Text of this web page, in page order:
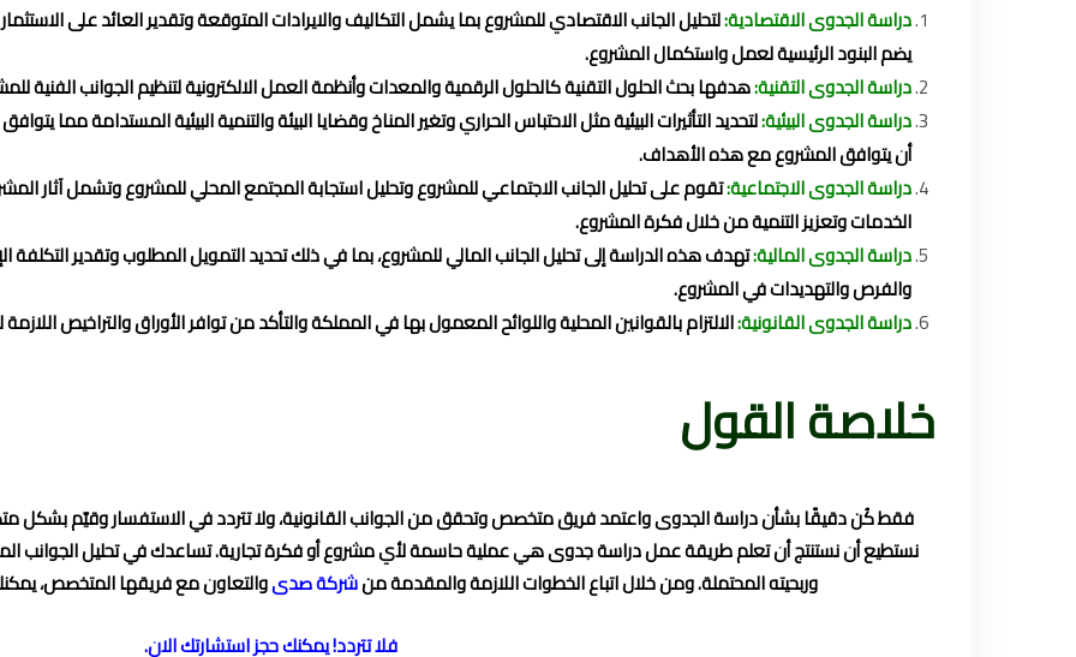
دراسة الجدوى الاقتصادية:لتحليل الجانب الاقتصادي للمشروع بما يشمل التكاليف والايرادات المتوقعة وتقدير العائد على
يضم البنود الرئيسية لعمل واستكمال المشروع.
دراسة الجدوى التقنية:هدفها بحث الحلول التقنية كالحلول الرقمية والمعدات وأنظمة العمل الالكترونية لتنظيم الجوانب الفنية
دراسة الجدوى البيئية:لتحديد التأثيرات البيئية مثل الاحتباس الحراري وتغير المناخ وقضايا البيئة والتنمية البيئية المستدامة مما
أن يتوافق المشروع مع هذه الأهداف.
دراسة الجدوى الاجتماعية:تقوم على تحليل الجانب الاجتماعي للمشروع وتحليل استجابة المجتمع المحلي للمشروع وتشمل آثار
الخدمات وتعزيز التنمية من خلال فكرة المشروع.
دراسة الجدوى المالية:تهدف هذه الدراسة إلى تحليل الجانب المالي للمشروع، بما في ذلك تحديد التمويل المطلوب وتقدير التكلفة
والفرص والتهديدات في المشروع.
دراسة الجدوى القانونية:الالتزام بالقوانين المحلية واللوائح المعمول بها في المملكة والتأكد من توافر الأوراق والتراخيص
خلاصة القول
فقط كُن دقيقًا بشأن دراسة الجدوى واعتمد فريق متخصص وتحقق من الجوانب القانونية، ولا تتردد في الاستفسار وقيّم بشكل
نستطيع أن نستنتج أن تعلم طريقة عمل دراسة جدوى هي عملية حاسمة لأي مشروع أو فكرة تجارية. تساعدك في تحليل الجوانب
وربحيته المحتملة. ومن خلال اتباع الخطوات اللازمة والمقدمةمنشركة صدىوالتعاون مع فريقها المتخصص،
فلا تتردد! يمكنك حجز استشارتك الان.